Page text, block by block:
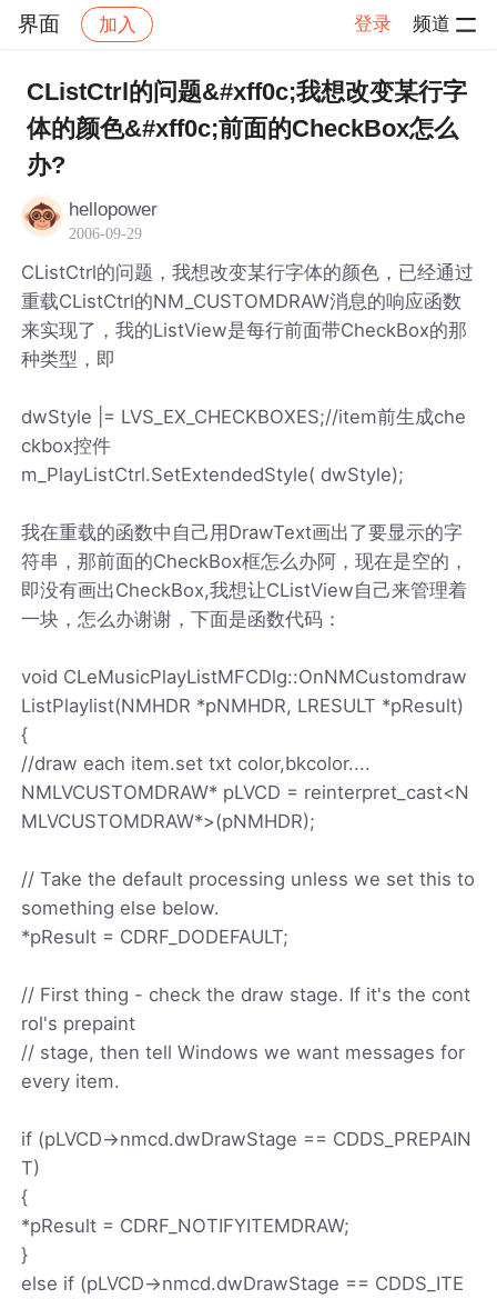
界面 加入 登录 频道
社区 界面 帖子详情
CListCtrl的问题&#xff0c;我想改变某行字
体的颜色&#xff0c;前面的CheckBox怎么
办?
hellopower
2006-09-29
CListCtrl的问题，我想改变某行字体的颜色，已经通过
重载CListCtrl的NM_CUSTOMDRAW消息的响应函数
来实现了，我的ListView是每行前面带CheckBox的那
种类型，即
dwStyle |= LVS_EX_CHECKBOXES;//item前生成che
ckbox控件
m_PlayListCtrl.SetExtendedStyle( dwStyle);
我在重载的函数中自己用DrawText画出了要显示的字
符串，那前面的CheckBox框怎么办阿，现在是空的，
即没有画出CheckBox,我想让CListView自己来管理着
一块，怎么办谢谢，下面是函数代码：
void CLeMusicPlayListMFCDlg::OnNMCustomdraw
ListPlaylist(NMHDR *pNMHDR, LRESULT *pResult)
{
//draw each item.set txt color,bkcolor....
NMLVCUSTOMDRAW* pLVCD = reinterpret_cast<N
MLVCUSTOMDRAW*>(pNMHDR);
// Take the default processing unless we set this to
something else below.
*pResult = CDRF_DODEFAULT;
// First thing - check the draw stage. If it's the cont
rol's prepaint
// stage, then tell Windows we want messages for
every item.
if (pLVCD->nmcd.dwDrawStage == CDDS_PREPAIN
T)
{
*pResult = CDRF_NOTIFYITEMDRAW;
}
else if (pLVCD->nmcd.dwDrawStage == CDDS_ITE